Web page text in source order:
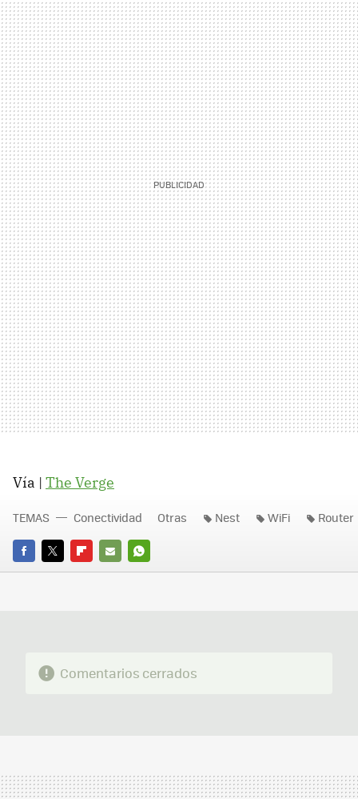
Vía | The Verge
FACEBOOK
TWITTERFLIPBOARD
E-
WHATSAPP
TEMAS Conectividad Otras Nest WiFi Router
Comentarios cerrados